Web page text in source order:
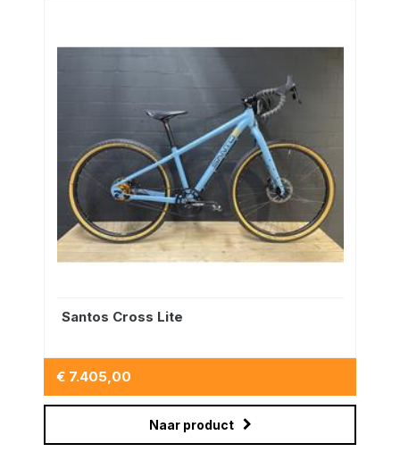
Santos Cross Lite
€ 7.405,00
Naar product